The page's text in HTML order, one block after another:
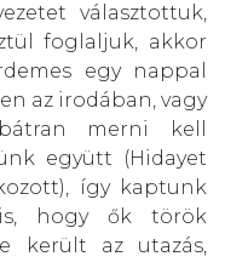
választottuk,
foglaljuk, akkor
egy nappal
az irodában, vagy
merni kell
együtt (Hidayet
így kaptunk
is, hogy ők török
került az utazás,